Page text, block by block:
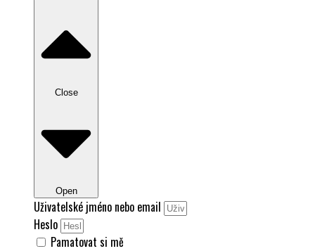
Close
Open
Uživatelské jméno nebo email
Heslo
Pamatovat si mě